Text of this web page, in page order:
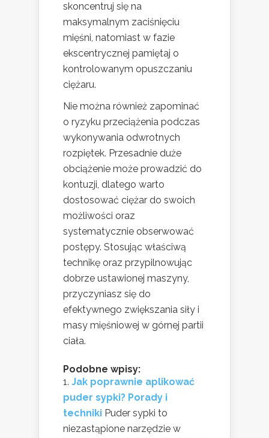
skoncentruj się na
maksymalnym zaciśnięciu
mięśni, natomiast w fazie
ekscentrycznej pamiętaj o
kontrolowanym opuszczaniu
ciężaru.
Nie można również zapominać
o ryzyku przeciążenia podczas
wykonywania odwrotnych
rozpiętek. Przesadnie duże
obciążenie może prowadzić do
kontuzji, dlatego warto
dostosować ciężar do swoich
możliwości oraz
systematycznie obserwować
postępy. Stosując właściwą
technikę oraz przypilnowując
dobrze ustawionej maszyny,
przyczyniasz się do
efektywnego zwiększania siły i
masy mięśniowej w górnej partii
ciała.
Podobne wpisy:
Jak poprawnie aplikować
puder sypki? Porady i
techniki Puder sypki to
niezastąpione narzędzie w